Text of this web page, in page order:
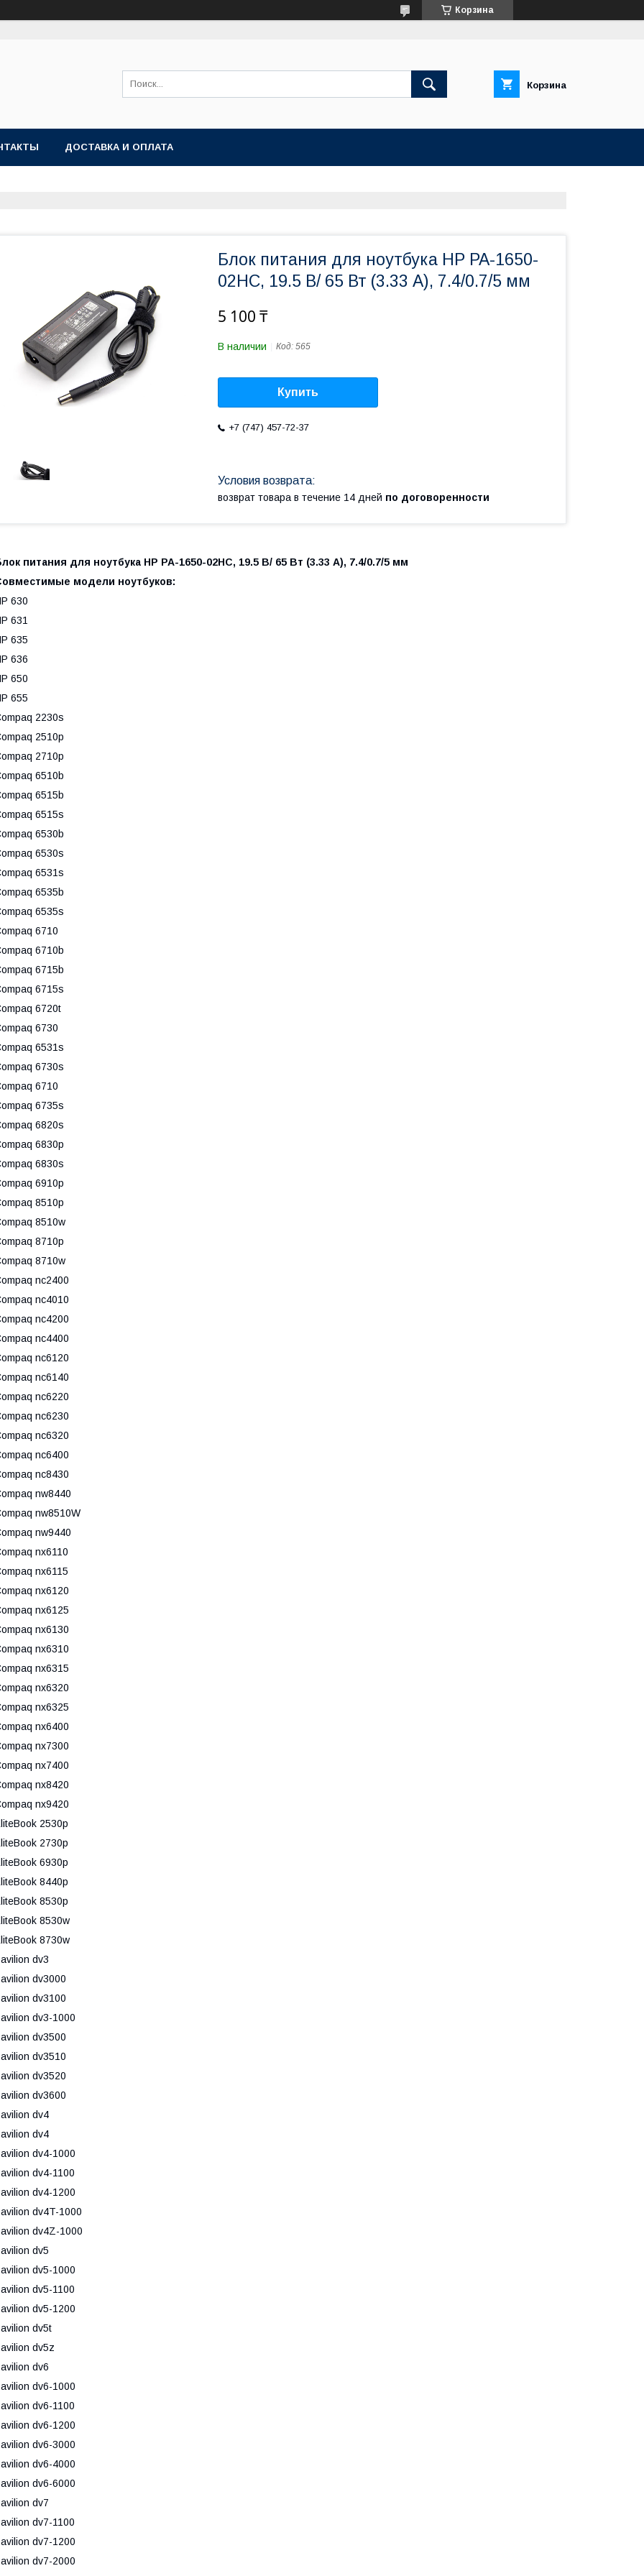
Корзина
Корзина
ДОСТАВКА И ОПЛАТА
Блок питания для ноутбука HP PA-1650-
02HC, 19.5 В/ 65 Вт (3.33 А), 7.4/0.7/5 мм
5 100 ₸
В наличии Код: 565
Купить
+7 (747) 457-72-37
возврат товара в течение 14 дней по договоренности
питания для ноутбука HP PA-1650-02HC, 19.5 В/ 65 Вт (3.33 А), 7.4/0.7/5 мм
модели ноутбуков:
630
631
635
636
650
655
2230s
2510p
2710p
6510b
6515b
6515s
6530b
6530s
6531s
6535b
6535s
6710
6710b
6715b
6715s
6720t
6730
6531s
6730s
6710
6735s
6820s
6830p
6830s
6910p
8510p
8510w
8710p
8710w
nc2400
nc4010
nc4200
nc4400
nc6120
nc6140
nc6220
nc6230
nc6320
nc6400
nc8430
nw8440
nw8510W
nw9440
nx6110
nx6115
nx6120
nx6125
nx6130
nx6310
nx6315
nx6320
nx6325
nx6400
nx7300
nx7400
nx8420
nx9420
2530p
2730p
6930p
8440p
8530p
8530w
8730w
dv3
dv3000
dv3100
dv3-1000
dv3500
dv3510
dv3520
dv3600
dv4
dv4
dv4-1000
dv4-1100
dv4-1200
dv4T-1000
dv4Z-1000
dv5
dv5-1000
dv5-1100
dv5-1200
dv5t
dv5z
dv6
dv6-1000
dv6-1100
dv6-1200
dv6-3000
dv6-4000
dv6-6000
dv7
dv7-1100
dv7-1200
dv7-2000